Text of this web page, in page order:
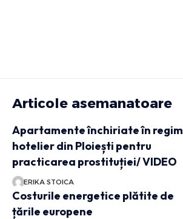
Articole asemanatoare
Apartamente închiriate în regim
hotelier din Ploiești pentru
practicarea prostituției/ VIDEO
ERIKA STOICA
Costurile energetice plătite de
țările europene